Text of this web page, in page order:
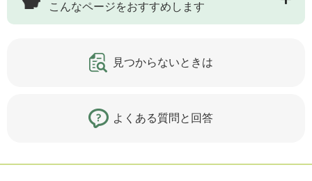
こんなページをおすすめします
見つからないときは
よくある質問と回答